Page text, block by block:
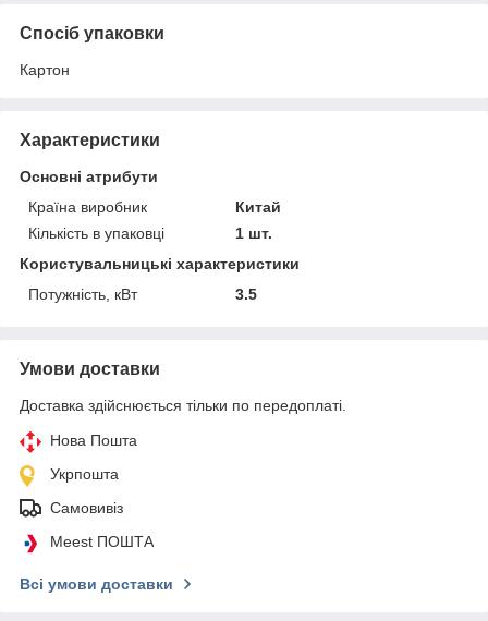
Спосіб упаковки
Картон
Характеристики
Основні атрибути
Країна виробник
Китай
Кількість в упаковці
1 шт.
Користувальницькі характеристики
Потужність, кВт
3.5
Умови доставки
Доставка здійснюється тільки по передоплаті.
Нова Пошта
Укрпошта
Самовивіз
Meest ПОШТА
Всі умови доставки